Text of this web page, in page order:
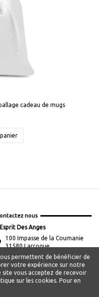
cadeau de mugs
nous
Des Anges
100 Impasse de la Coumanie
31580 Larroque
contact@lespritdesanges.com
permettent de bénéficier de
votre expérience sur notre
site vous acceptez de recevoir
sur les cookies. Pour en